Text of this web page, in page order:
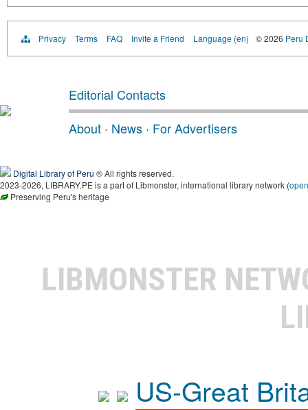
Privacy Terms FAQ Invite a Friend Language (en) © 2026 Peru
Editorial Contacts
About · News · For Advertisers
Digital Library of Peru ® All rights reserved.
2023-2026, LIBRARY.PE is a part of Libmonster, international library network (
Preserving Peru's heritage
LIBMONSTER
US-Great